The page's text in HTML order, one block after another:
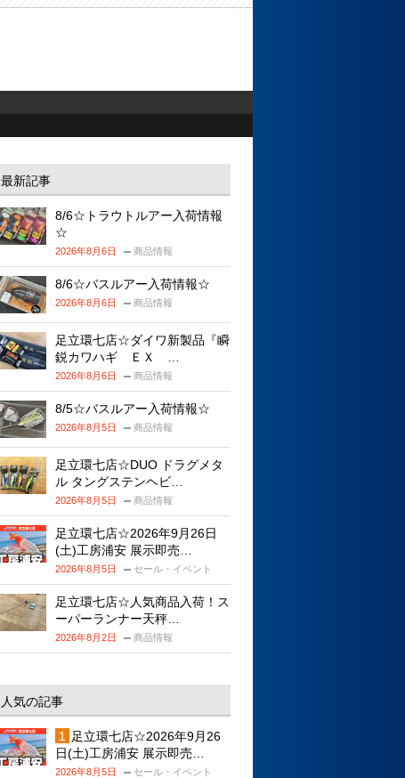
最新記事
8/6☆トラウトルアー入荷情報
☆
2026年8月6日 商品情報
8/6☆バスルアー入荷情報☆
2026年8月6日 商品情報
足立環七店☆ダイワ新製品『瞬
鋭カワハギ ＥＸ …
2026年8月6日 商品情報
8/5☆バスルアー入荷情報☆
2026年8月5日 商品情報
足立環七店☆DUO ドラグメタ
ル タングステンヘビ…
2026年8月5日 商品情報
足立環七店☆2026年9月26日
(土)工房浦安 展示即売…
2026年8月5日 セール・イベント
足立環七店☆人気商品入荷！ス
ーパーランナー天秤…
2026年8月2日 商品情報
人気の記事
足立環七店☆2026年9月26
日(土)工房浦安 展示即売…
2026年8月5日 セール・イベント